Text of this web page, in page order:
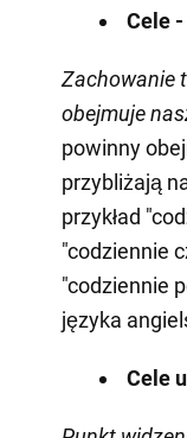
Cele
Zachowanie
obejmuje
powinny
przybliżają
przykład
"codziennie
"codziennie
języka
Cele